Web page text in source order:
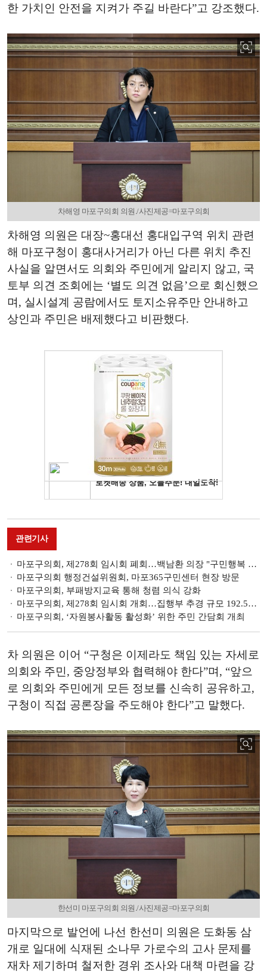
한 가치인 안전을 지켜가 주길 바란다”고 강조했다.
차해영 마포구의회 의원./사진제공=마포구의회
차해영 의원은 대장~홍대선 홍대입구역 위치 관련
해 마포구청이 홍대사거리가 아닌 다른 위치 추진
사실을 알면서도 의회와 주민에게 알리지 않고, 국
토부 의견 조회에는 ‘별도 의견 없음’으로 회신했으
며, 실시설계 공람에서도 토지소유주만 안내하고
상인과 주민은 배제했다고 비판했다.
관련기사
마포구의회, 제278회 임시회 폐회…백남환 의장 "구민행복 위해 힘쓸 것"
마포구의회 행정건설위원회, 마포365구민센터 현장 방문
마포구의회, 부패방지교육 통해 청렴 의식 강화
마포구의회, 제278회 임시회 개회…집행부 추경 규모 192.5억원
마포구의회, ‘자원봉사활동 활성화’ 위한 주민 간담회 개최
차 의원은 이어 “구청은 이제라도 책임 있는 자세로
의회와 주민, 중앙정부와 협력해야 한다”며, “앞으
로 의회와 주민에게 모든 정보를 신속히 공유하고,
구청이 직접 공론장을 주도해야 한다”고 말했다.
한선미 마포구의회 의원./사진제공=마포구의회
마지막으로 발언에 나선 한선미 의원은 도화동 삼
개로 일대에 식재된 소나무 가로수의 고사 문제를
재차 제기하며 철저한 경위 조사와 대책 마련을 강